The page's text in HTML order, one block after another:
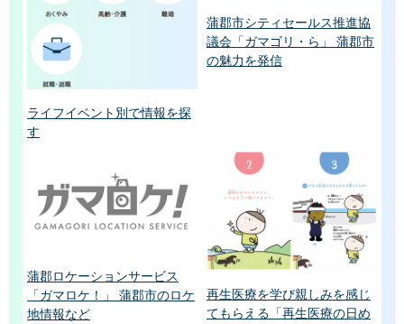
ライフイベント別で情報を探
す
蒲郡市シティセールス推進協
議会「ガマゴリ・ら」 蒲郡市
の魅力を発信
蒲郡ロケーションサービス
「ガマロケ！」 蒲郡市のロケ
地情報など
再生医療を学び親しみを感じ
てもらえる「再生医療の日め